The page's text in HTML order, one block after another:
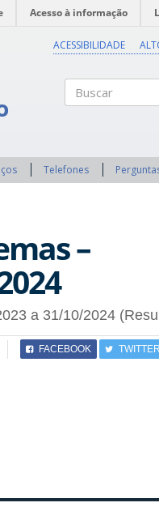
Acesso à informação
ACESSIBILIDADE
Telefones
–
a 31/10/2024
FACEBOOK TWITTER